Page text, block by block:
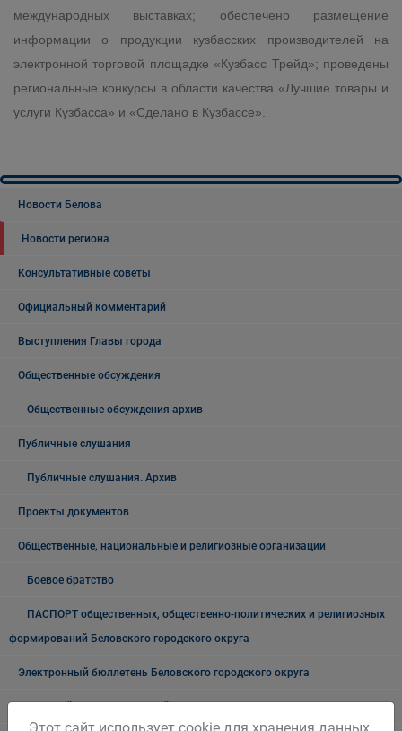
международных выставках; обеспечено размещение
информации о продукции кузбасских производителей на
электронной торговой площадке «Кузбасс Трейд»; проведены
региональные конкурсы в области качества «Лучшие товары и
услуги Кузбасса» и «Сделано в Кузбассе».
Новости Белова
Новости региона
Консультативные советы
Официальный комментарий
Выступления Главы города
Общественные обсуждения
Общественные обсуждения архив
Публичные слушания
Публичные слушания. Архив
Проекты документов
Общественные, национальные и религиозные организации
Боевое братство
ПАСПОРТ общественных, общественно-политических и религиозных
формирований Беловского городского округа
Электронный бюллетень Беловского городского округа